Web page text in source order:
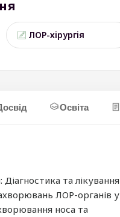
ЛОР-хірургія
Освіта
та лікування
ЛОР-органів у
носа та